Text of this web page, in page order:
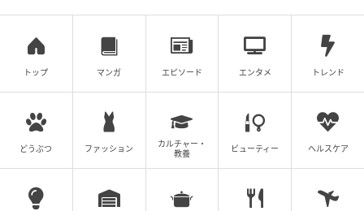
トップ マンガ エピソード エンタメ トレンド
どうぶつ ファッション
カルチャー・
教養
ビューティー ヘルスケア